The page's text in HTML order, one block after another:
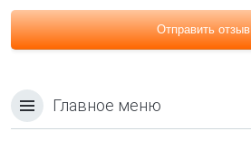
Отправить отзыв
Главное меню